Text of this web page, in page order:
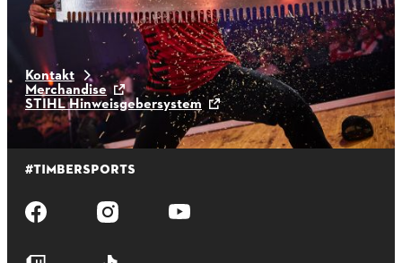
Kontakt
Merchandise
STIHL Hinweisgebersystem
#TIMBERSPORTS